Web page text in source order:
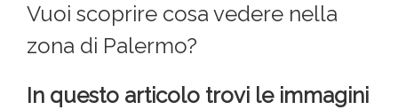
Vuoi scoprire cosa vedere nella
zona di Palermo?
In questo articolo trovi le immagini